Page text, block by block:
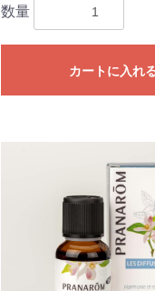
数量
カートに入れ